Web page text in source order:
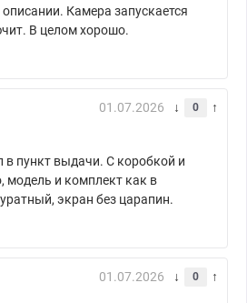
Камера запускается
В целом хорошо.
01.07.2026 0
в пункт выдачи. С коробкой и
модель и комплект как в
экран без царапин.
01.07.2026 0